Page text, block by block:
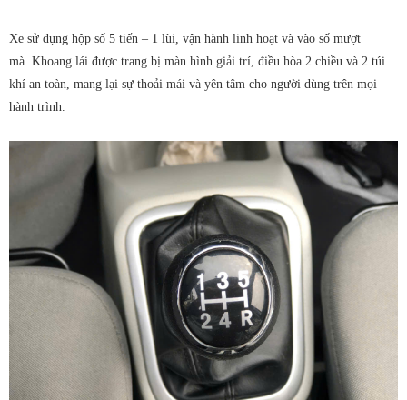
Xe sử dụng hộp số 5 tiến – 1 lùi, vận hành linh hoạt và vào số mượt
mà. Khoang lái được trang bị màn hình giải trí, điều hòa 2 chiều và 2 túi
khí an toàn, mang lại sự thoải mái và yên tâm cho người dùng trên mọi
hành trình.